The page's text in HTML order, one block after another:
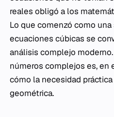
reales obligó a los
Lo que comenzó como
ecuaciones cúbicas se
análisis complejo
números complejos es, en
cómo la necesidad
geométrica.